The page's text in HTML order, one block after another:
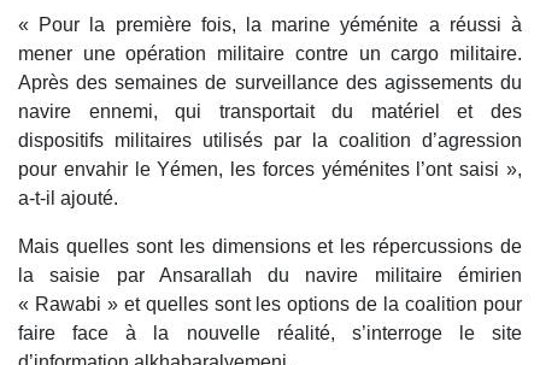
« Pour la première fois, la marine yéménite a réussi à
mener une opération militaire contre un cargo militaire.
Après des semaines de surveillance des agissements du
navire ennemi, qui transportait du matériel et des
dispositifs militaires utilisés par la coalition d’agression
pour envahir le Yémen, les forces yéménites l’ont saisi »,
a-t-il ajouté.
Mais quelles sont les dimensions et les répercussions de
la saisie par Ansarallah du navire militaire émirien
« Rawabi » et quelles sont les options de la coalition pour
faire face à la nouvelle réalité, s’interroge le site